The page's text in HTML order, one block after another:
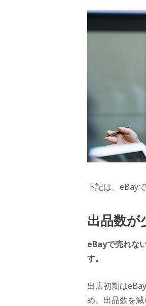
下記は、eBay
出品数が
eBayで売れな
す。
出店初期は
め、出品数を